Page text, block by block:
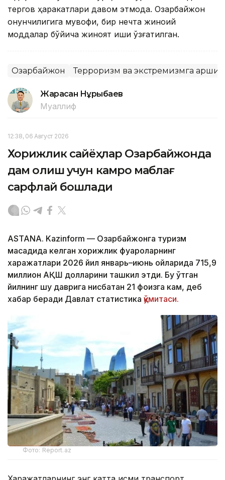
тергов ҳаракатлари давом этмоқда. Озарбайжон
қонунчилигига мувофиқ, бир нечта жиноий
моддалар бўйича жиноят иши қўзғатилган.
Озарбайжон Терроризм ва экстремизмга қарши
Жарасқан Нұрыбаев
Муаллиф
12:38, 06 Август 2026
Хорижлик сайёҳлар Озарбайжонда
дам олиш учун камроқ маблағ
сарфлай бошлади
ASTANA. Kazinform — Озарбайжонга туризм
мақсадида келган хорижлик фуқароларнинг
харажатлари 2026 йил январь–июнь ойларида 715,9
миллион АҚШ долларини ташкил этди. Бу ўтган
йилнинг шу даврига нисбатан 21 фоизга кам, деб
хабар беради Давлат статистика қўмитаси.
Фото: Report.az